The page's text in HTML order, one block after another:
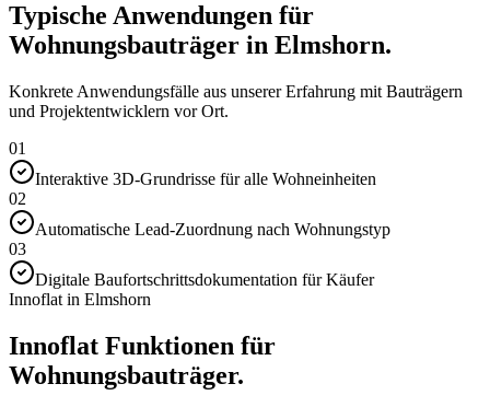
Typische Anwendungen für
Wohnungsbauträger in Elmshorn.
Konkrete Anwendungsfälle aus unserer Erfahrung mit Bauträgern
und Projektentwicklern vor Ort.
01
Interaktive 3D-Grundrisse für alle Wohneinheiten
02
Automatische Lead-Zuordnung nach Wohnungstyp
03
Digitale Baufortschrittsdokumentation für Käufer
Innoflat in Elmshorn
Innoflat Funktionen für
Wohnungsbauträger.